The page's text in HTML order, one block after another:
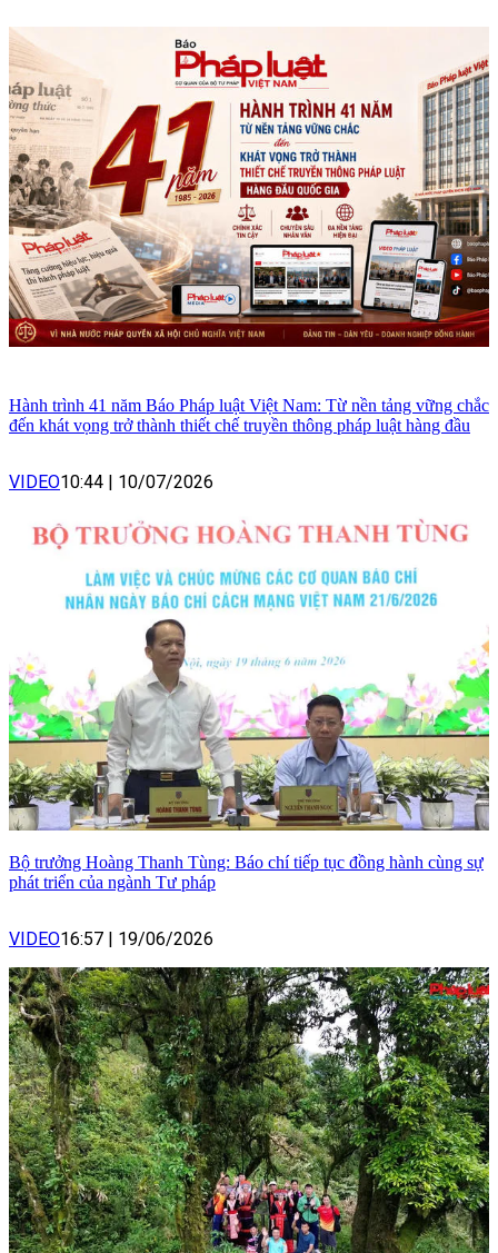
Hành trình 41 năm Báo Pháp luật Việt Nam: Từ nền tảng vững chắc
đến khát vọng trở thành thiết chế truyền thông pháp luật hàng đầu
VIDEO10:44 10/07/2026
Bộ trưởng Hoàng Thanh Tùng: Báo chí tiếp tục đồng hành cùng sự
phát triển của ngành Tư pháp
VIDEO16:57 19/06/2026